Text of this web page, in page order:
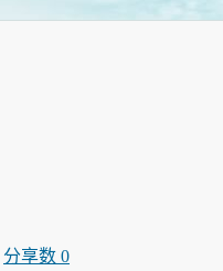
分享数 0